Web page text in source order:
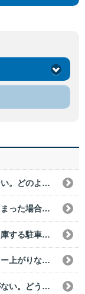
カリテコのクルマに駐車券が搭載されていない。どのように出庫すればいいですか？
カリテコ利用中に飲み物等で車内を汚してしまった場合は、どうすればいいですか？
カリテコの定期駐車券（パスカード）で入出庫する駐車場で、誤って一般の駐車券をとってしまった。どうすればいいですか？
カリテコ利用中にタイヤのパンク、バッテリー上がりなどで使用できなくなった場合は、どうすればいいですか？
カリテコの予約したステーションにクルマがない。どうすればいいですか？